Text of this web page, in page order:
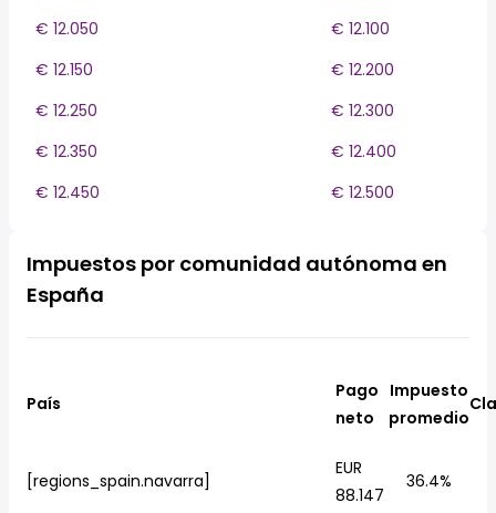
€ 12.050
€ 12.100
€ 12.150
€ 12.200
€ 12.250
€ 12.300
€ 12.350
€ 12.400
€ 12.450
€ 12.500
Impuestos por comunidad autónoma en
España
País
Pago
neto
Impuesto
promedio
[regions_spain.navarra]
EUR
88.147
36.4%